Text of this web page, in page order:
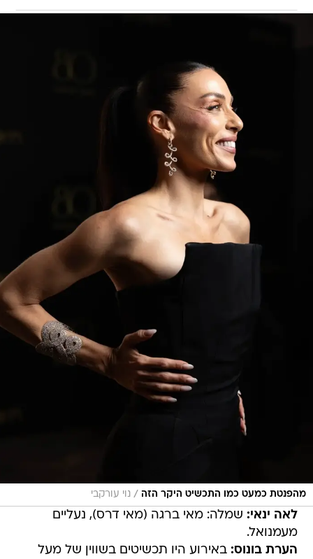
מהפנטת כמעט כמו התכשיט היקר הזה / נוי עורקבי
לאה ינאי: שמלה: מאי ברגה (מאי דרס), נעליים
מעמנואל.
הערת בונוס: באירוע היו תכשיטים בשווין של מעל